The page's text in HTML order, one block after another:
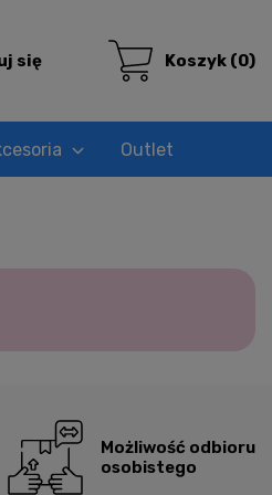
się Koszyk (0)
Outlet
Możliwość odbioru
osobistego